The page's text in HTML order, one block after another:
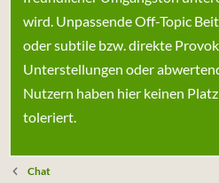
wird. Unpassende Off-Topic
oder subtile bzw. direkte
Unterstellungen oder
Nutzern haben hier keinen
toleriert.
Chat